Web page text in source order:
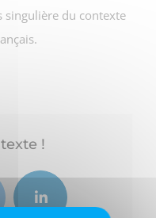
singulière du contexte
!
LinkedIn